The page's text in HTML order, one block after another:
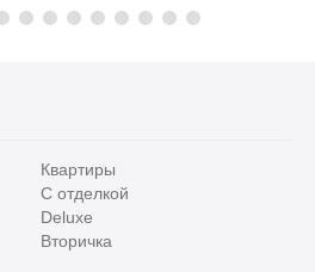
Квартиры
С отделкой
Deluxe
Вторичка